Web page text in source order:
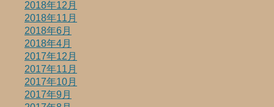
2018年12月
2018年11月
2018年6月
2018年4月
2017年12月
2017年11月
2017年10月
2017年9月